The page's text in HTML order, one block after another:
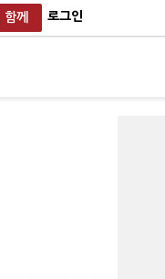
함께 로그인